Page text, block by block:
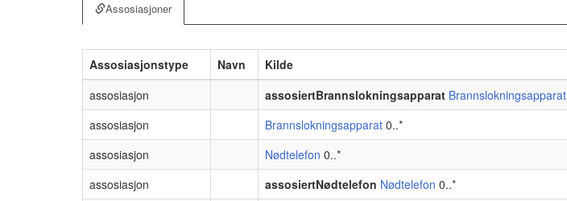
Assosiasjoner
Assosiasjonstype Navn Kilde
assosiasjon
assosiertBrannslokningsapparat Brannslokningsapparat
assosiasjon
Brannslokningsapparat 0..*
assosiasjon
Nødtelefon 0..*
assosiasjon
assosiertNødtelefon Nødtelefon 0..*